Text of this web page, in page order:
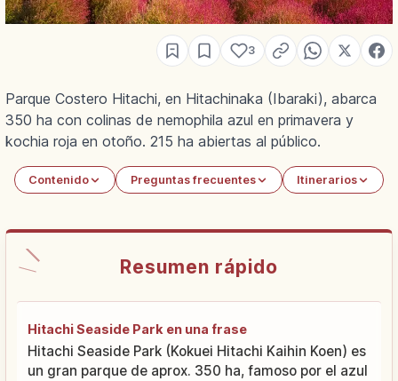
3
Parque Costero Hitachi, en Hitachinaka (Ibaraki), abarca
350 ha con colinas de nemophila azul en primavera y
kochia roja en otoño. 215 ha abiertas al público.
Contenido Preguntas frecuentes Itinerarios
Resumen rápido
Hitachi Seaside Park en una frase
Hitachi Seaside Park (Kokuei Hitachi Kaihin Koen) es
un gran parque de aprox. 350 ha, famoso por el azul